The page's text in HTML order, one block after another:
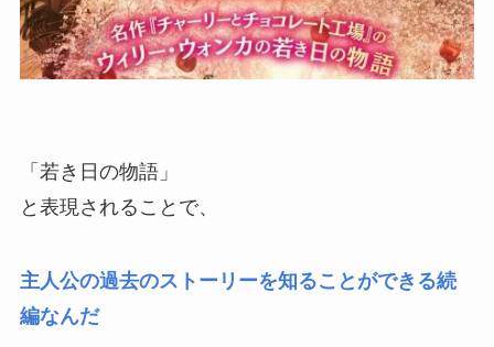
「若き日の物語」
と表現されることで、
主人公の過去のストーリーを知ることができる続
編なんだ